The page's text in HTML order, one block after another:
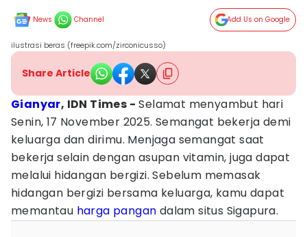
News Channel Add Us on Google
ilustrasi beras (freepik.com/zirconicusso)
Share Article
Gianyar, IDN Times - Selamat menyambut hari
Senin, 17 November 2025. Semangat bekerja demi
keluarga dan dirimu. Menjaga semangat saat
bekerja selain dengan asupan vitamin, juga dapat
melalui hidangan bergizi. Sebelum memasak
hidangan bergizi bersama keluarga, kamu dapat
memantau harga pangan dalam situs Sigapura.